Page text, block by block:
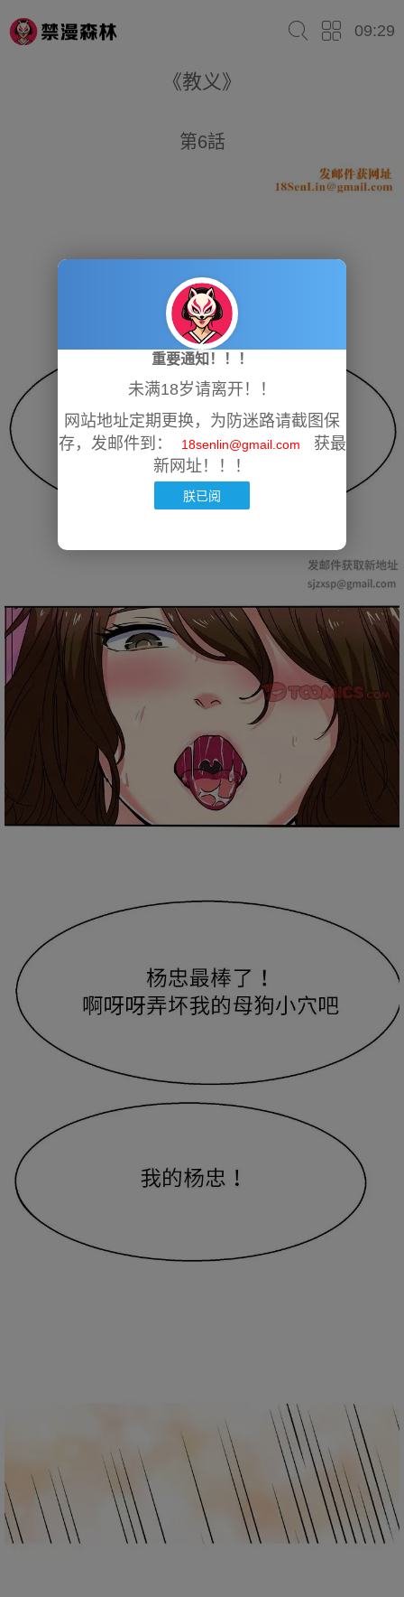
09:29
《教义》
第6話
重要通知！！！
未满18岁请离开！！
网站地址定期更换，为防迷路请截图保
存，发邮件到：
18senlin@gmail.com
获最
新网址！！！
朕已阅